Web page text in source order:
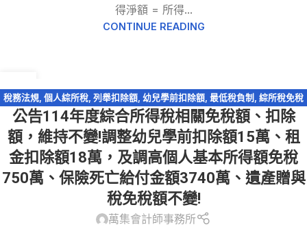
得淨額 = 所得...
CONTINUE READING
12 月
稅務法規 個人綜所稅 列舉扣除額 幼兒學前扣除額 最低稅負制
綜所稅免稅
額
公告114年度綜合所得稅相關免稅額、扣除
額，維持不變!調整幼兒學前扣除額15萬、租
金扣除額18萬，及調高個人基本所得額免稅
750萬、保險死亡給付金額3740萬、遺產贈與
稅免稅額不變!
萬集會計師事務所